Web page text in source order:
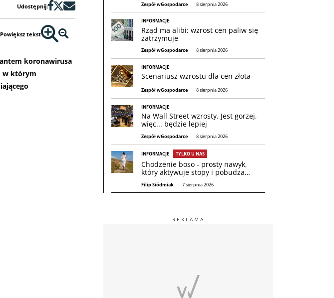
Udostępnij:
Powiększ tekst
koronawirusa
w którym
Zespół wGospodarce 8 sierpnia 2026
INFORMACJE
Rząd ma alibi: wzrost cen paliw się
zatrzymuje
Zespół wGospodarce 8 sierpnia 2026
INFORMACJE
Scenariusz wzrostu dla cen złota
Zespół wGospodarce 8 sierpnia 2026
INFORMACJE
Na Wall Street wzrosty. Jest gorzej,
więc... będzie lepiej
Zespół wGospodarce 8 sierpnia 2026
INFORMACJE TYLKO U NAS
Chodzenie boso - prosty nawyk,
który aktywuje stopy i pobudza…
Filip Siódmiak 7 sierpnia 2026